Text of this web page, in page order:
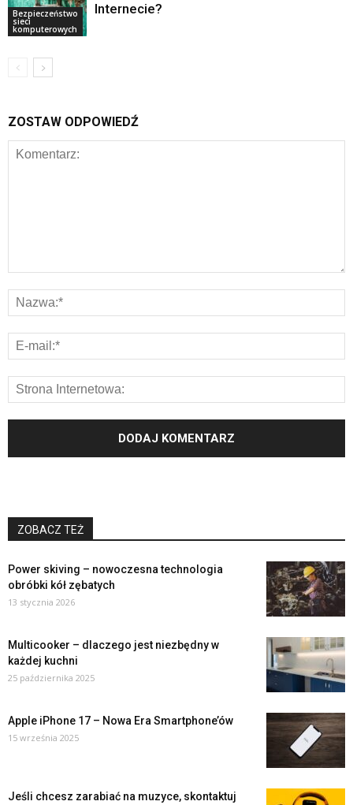
Bezpieczeństwo
sieci
komputerowych
Internecie?
ZOSTAW ODPOWIEDŹ
ZOBACZ TEŻ
Power skiving – nowoczesna technologia
obróbki kół zębatych
13 stycznia 2026
Multicooker – dlaczego jest niezbędny w
każdej kuchni
25 października 2025
Apple iPhone 17 – Nowa Era Smartphone’ów
15 września 2025
Jeśli chcesz zarabiać na muzyce, skontaktuj